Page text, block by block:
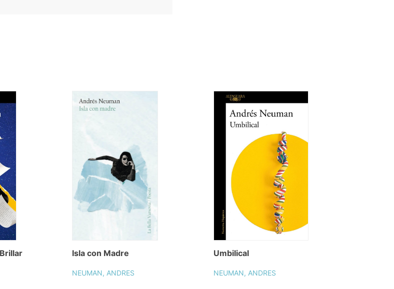
Isla con Madre
NEUMAN, ANDRES
Umbilical
NEUMAN, ANDRES